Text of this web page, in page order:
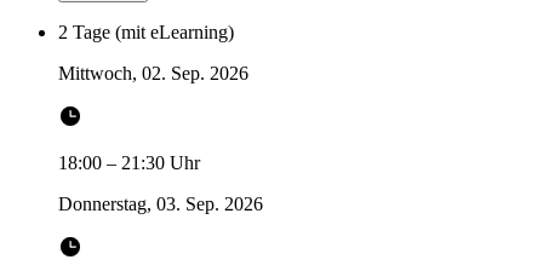
2 Tage (mit eLearning)
Mittwoch, 02. Sep. 2026
18:00 – 21:30 Uhr
Donnerstag, 03. Sep. 2026